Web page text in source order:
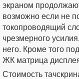
экраном
возможно если не
токопроводящий
чрезмерного
него. Кроме того
ЖК матрица
Стоимость